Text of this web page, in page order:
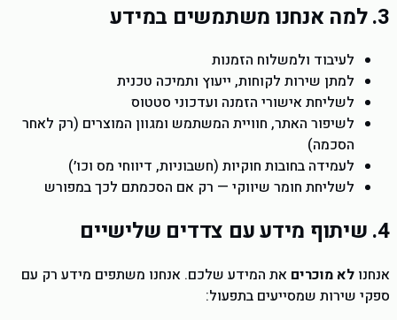
3. למה אנחנו משתמשים במידע
לעיבוד ולמשלוח הזמנות
למתן שירות לקוחות, ייעוץ ותמיכה טכנית
לשליחת אישורי הזמנה ועדכוני סטטוס
לשיפור האתר, חוויית המשתמש ומגוון המוצרים (רק לאחר
הסכמה)
לעמידה בחובות חוקיות (חשבוניות, דיווחי מס וכו׳)
לשליחת חומר שיווקי — רק אם הסכמתם לכך במפורש
4. שיתוף מידע עם צדדים שלישיים
אנחנו לא מוכרים את המידע שלכם. אנחנו משתפים מידע רק עם
ספקי שירות שמסייעים בתפעול: